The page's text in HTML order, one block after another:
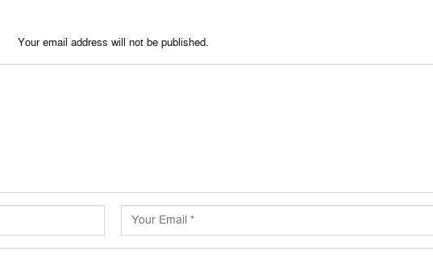
Your email address will not be published.